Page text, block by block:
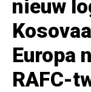
nieuw
Europa
RAFC-